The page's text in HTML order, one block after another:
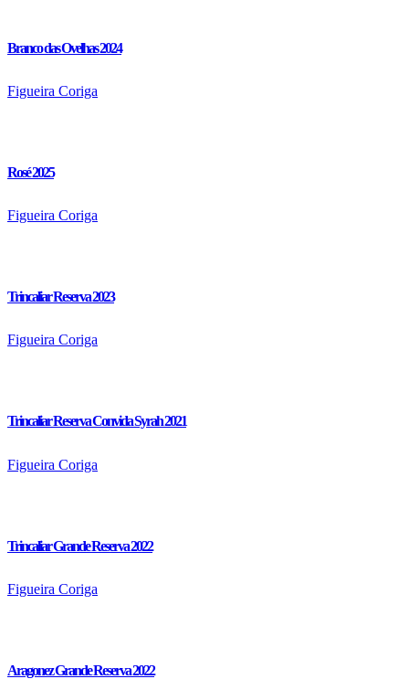
Branco das Ovelhas 2024
Figueira Coriga
Rosé 2025
Figueira Coriga
Trincaliar Reserva 2023
Figueira Coriga
Trincaliar Reserva Convida Syrah 2021
Figueira Coriga
Trincaliar Grande Reserva 2022
Figueira Coriga
Aragonez Grande Reserva 2022